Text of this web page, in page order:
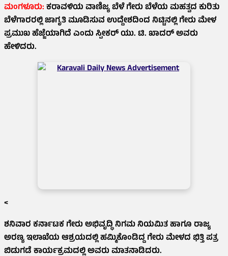
ಮಂಗಳೂರು:ಕರಾವಳಿಯ ವಾಣಿಜ್ಯ ಬೆಳೆ ಗೇರು ಬೆಳೆಯ ಮಹತ್ವದ ಕುರಿತು
ಬೆಳೆಗಾರರಲ್ಲಿ ಜಾಗೃತಿ ಮೂಡಿಸುವ ಉದ್ದೇಶದಿಂದ ನಿಟ್ಟಿನಲ್ಲಿ ಗೇರು ಮೇಳ
ಪ್ರಮುಖ ಹೆಜ್ಜೆಯಾಗಿದೆ ಎಂದು ಸ್ಪೀಕರ್ ಯು. ಟಿ. ಖಾದರ್ ಅವರು
ಹೇಳಿದರು.
<
ಶನಿವಾರ ಕರ್ನಾಟಕ ಗೇರು ಅಭಿವೃದ್ಧಿ ನಿಗಮ ನಿಯಮಿತ ಹಾಗೂ ರಾಜ್ಯ
ಅರಣ್ಯ ಇಲಾಖೆಯ ಆಶ್ರಯದಲ್ಲಿ ಹಮ್ಮಿಕೊಂಡಿದ್ದ ಗೇರು ಮೇಳದ ಭಿತ್ತಿ ಪತ್ರ
ಬಿಡುಗಡೆ ಕಾರ್ಯಕ್ರಮದಲ್ಲಿ ಅವರು ಮಾತನಾಡಿದರು.